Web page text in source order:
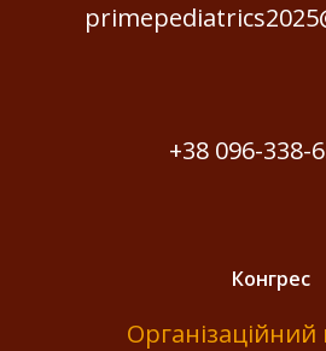
+38 096-338-
Конгрес
Організаційний